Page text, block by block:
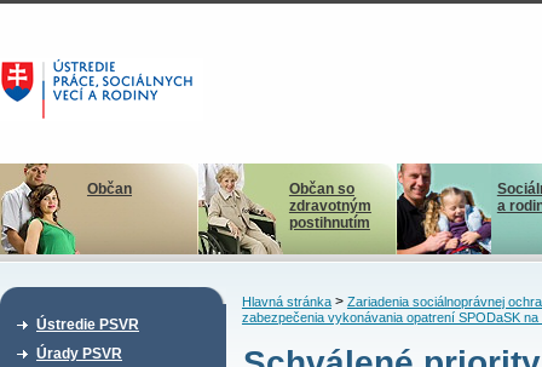
Občan
Občan so
zdravotným
postihnutím
a
Ústredie PSVR
Úrady PSVR
Hlavná stránka> Zariadenia sociálnoprávnej
zabezpečenia vykonávania opatrení SPODaSK na